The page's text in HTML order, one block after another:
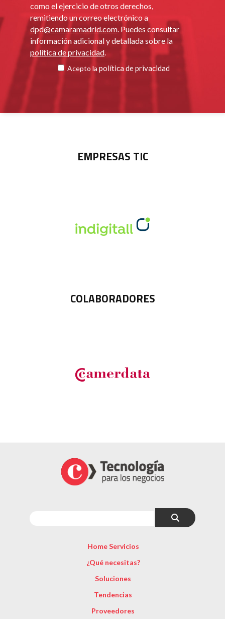
como el ejercicio de otros derechos,
remitiendo un correo electrónico a
dpd@camaramadrid.com. Puedes consultar
información adicional y detallada sobre la
política de privacidad.
Acepto la política de privacidad
EMPRESAS TIC
COLABORADORES
Home Servicios
¿Qué necesitas?
Soluciones
Tendencias
Proveedores